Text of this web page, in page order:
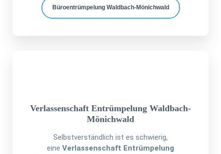
Büroentrümpelung Waldbach-Mönichwald
Verlassenschaft Entrümpelung Waldbach-
Mönichwald
Selbstverständlich ist es schwierig,
eine Verlassenschaft Entrümpelung